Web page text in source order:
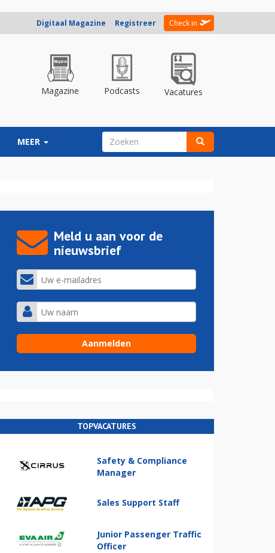
Digitaal Magazine Registreer Check in
Magazine Podcasts Vacatures
MEER ZOEKVELD
Meld u aan voor de
nieuwsbrief
TOPVACATURES
Safety & Compliance
Manager
Sales Support Staff
Junior Passenger Traffic
Officer